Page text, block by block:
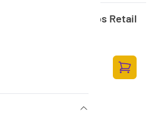
SLIM Zwart draadloos Retail
2